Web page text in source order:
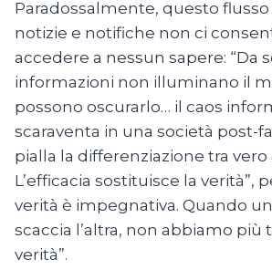
Paradossalmente, questo
notizie e notifiche non ci
accedere a nessun sapere: “Da
informazioni non illuminano il
possono oscurarlo… il caos
scaraventa in una società post-
pialla la differenziazione tra vero
L’efficacia sostituisce la verità”,
verità è impegnativa. Quando
scaccia l’altra, non abbiamo più
verità”.